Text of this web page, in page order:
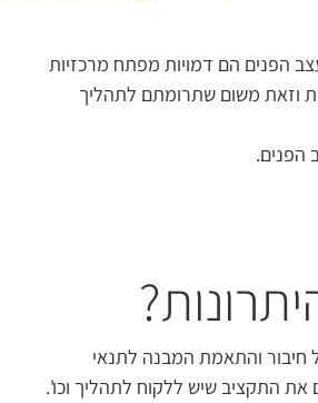
הפנים הם דמויות מפתח מרכזיות
וזאת משום שתרומתם לתהליך
הפנים.
חיבור והתאמת המבנה לתנאי
התקציב שיש ללקוח לתהליך וכו'.